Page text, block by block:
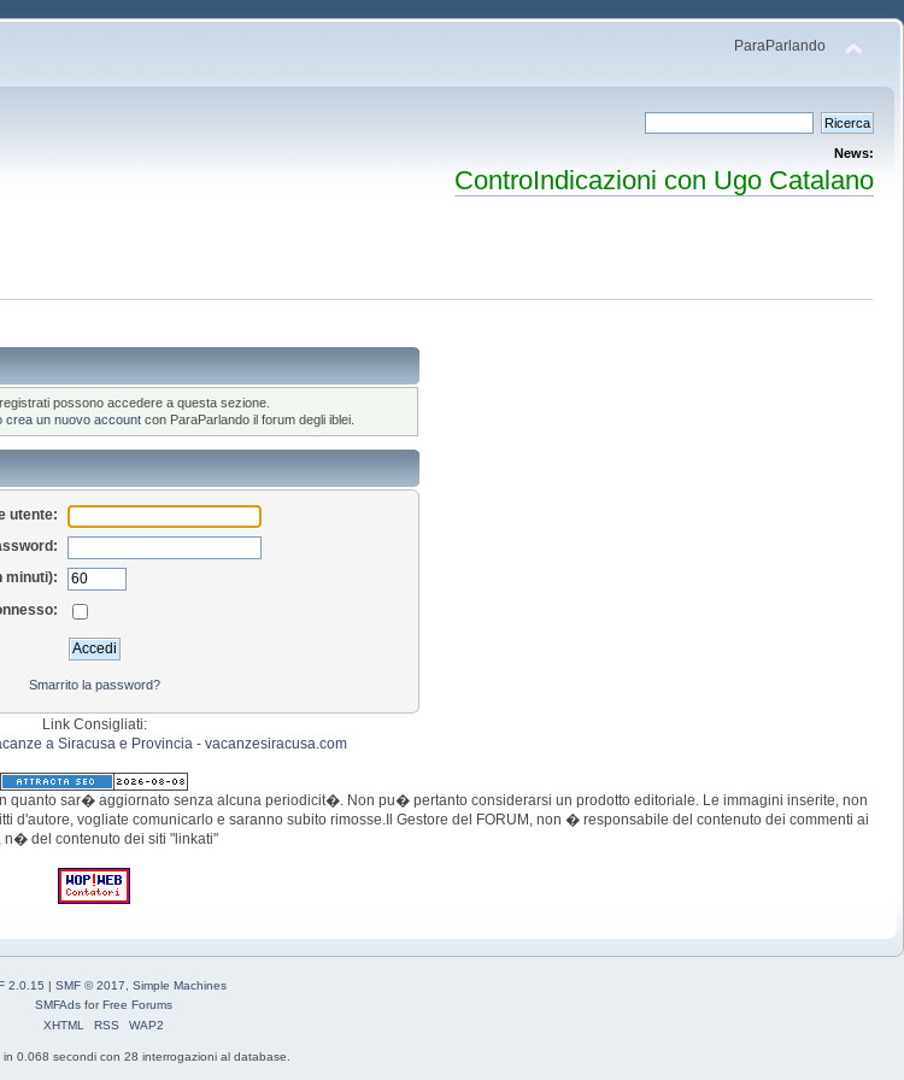
ParaParlando
News:
ControIndicazioni con Ugo Catalano
possono accedere a questa sezione.
crea un nuovo accountcon ParaParlando il forum degli iblei.
utente:
minuti):
Smarrito la password?
Link Consigliati:
a Siracusa e Provincia - vacanzesiracusa.com
quanto sar� aggiornato senza alcuna periodicit�. Non pu� pertanto considerarsi un prodotto editoriale. Le immagini inserite, non
vogliate comunicarlo e saranno subito rimosse.Il Gestore del FORUM, non � responsabile del contenuto dei commenti ai
n� del contenuto dei siti "linkati"
2.0.15 | SMF © 2017
Simple Machines
SMFAdsforFree Forums
XHTML
RSS WAP2
0.068 secondi con 28 interrogazioni al database.